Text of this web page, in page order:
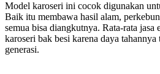
Model karoseri ini cocok digunakan
Baik itu membawa hasil alam,
semua bisa diangkutnya. Rata-rata jasa
karoseri bak besi karena daya
generasi.